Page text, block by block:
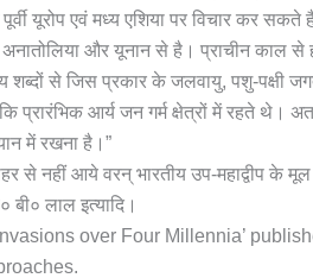
यूरोप एवं मध्य एशिया पर विचार कर सकते
अनातोलिया और यूनान से है। प्राचीन काल से
शब्दों से जिस प्रकार के जलवायु, पशु-पक्षी
प्रारंभिक आर्य जन गर्म क्षेत्रों में रहते थे।
में रखना है।”
से नहीं आये वरन् भारतीय उप-महाद्वीप के मूल
लाल इत्यादि।
over Four Millennia’